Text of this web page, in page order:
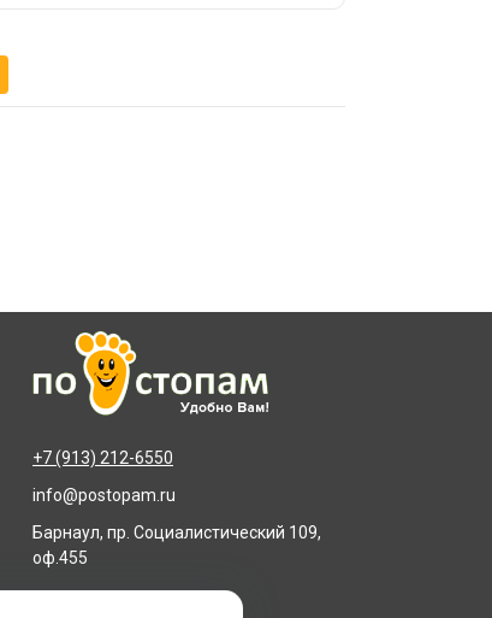
+7 (913) 212-6550
info@postopam.ru
Барнаул, пр. Социалистический 109,
оф.455